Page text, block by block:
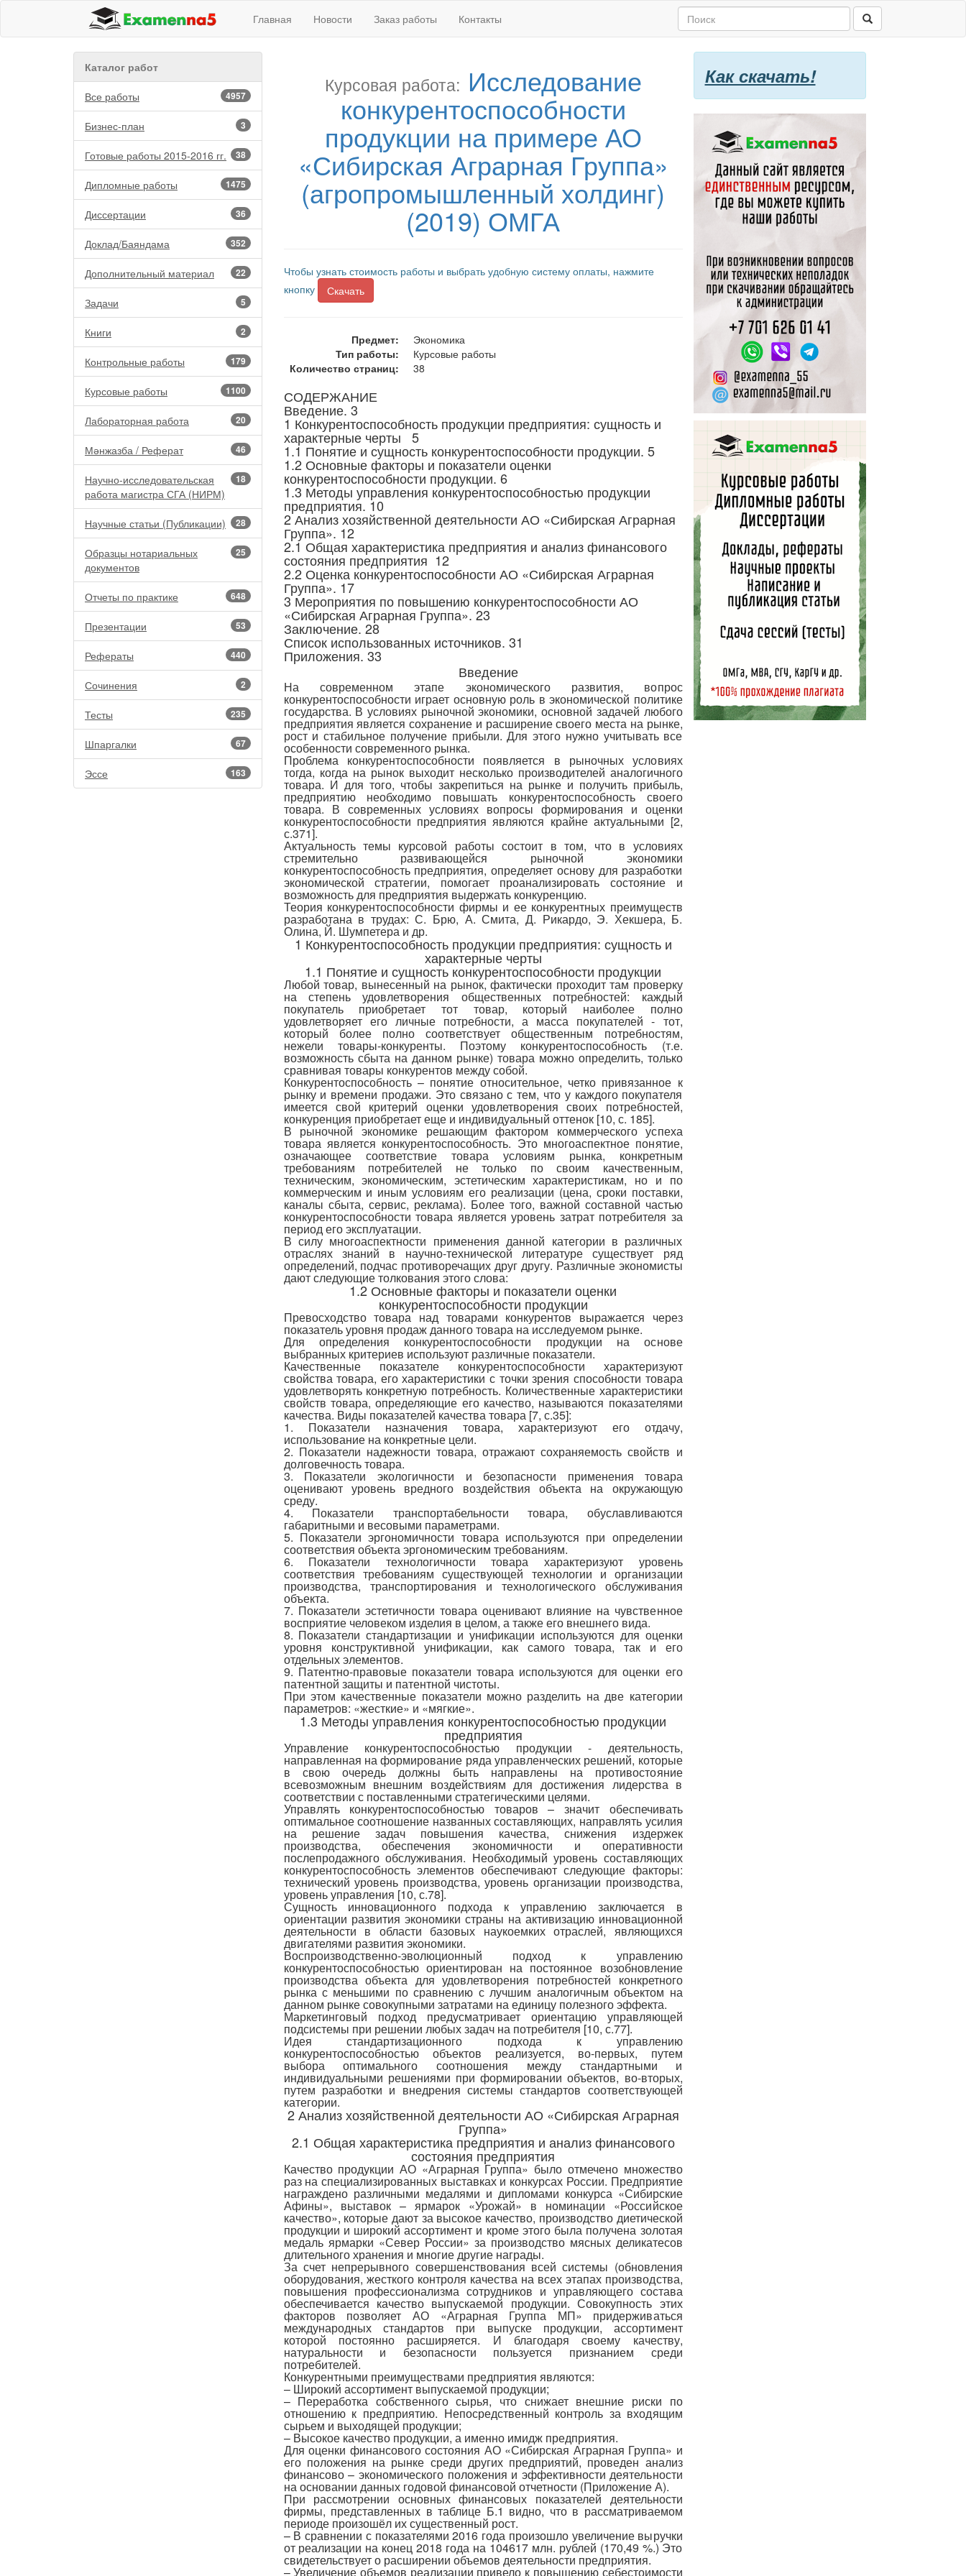
Главная Новости Заказ работы Контакты
Каталог работ
4957
Все работы
3
Бизнес-план
38
Готовые работы 2015-2016 гг.
1475
Дипломные работы
36
Диссертации
352
Доклад/Баяндама
22
Дополнительный материал
5
Задачи
2
Книги
179
Контрольные работы
1100
Курсовые работы
20
Лабораторная работа
46
Мәнжазба / Реферат
18
Научно-исследовательская
работа магистра СГА (НИРМ)
28
Научные статьи (Публикации)
25
Образцы нотариальных
документов
648
Отчеты по практике
53
Презентации
440
Рефераты
2
Сочинения
235
Тесты
67
Шпаргалки
163
Эссе
Курсовая работа: Исследование
конкурентоспособности
продукции на примере АО
«Сибирская Аграрная Группа»
(агропромышленный холдинг)
(2019) ОМГА
Чтобы узнать стоимость работы и выбрать удобную систему оплаты, нажмите
кнопку
Скачать
Предмет:
Экономика
Тип работы:
Курсовые работы
Количество страниц:
38
СОДЕРЖАНИЕ
Введение. 3
1 Конкурентоспособность продукции предприятия: сущность и
характерные черты 5
1.1 Понятие и сущность конкурентоспособности продукции. 5
1.2 Основные факторы и показатели оценки
конкурентоспособности продукции. 6
1.3 Методы управления конкурентоспособностью продукции
предприятия. 10
2 Анализ хозяйственной деятельности АО «Сибирская Аграрная
Группа». 12
2.1 Общая характеристика предприятия и анализ финансового
состояния предприятия 12
2.2 Оценка конкурентоспособности АО «Сибирская Аграрная
Группа». 17
3 Мероприятия по повышению конкурентоспособности АО
«Сибирская Аграрная Группа». 23
Заключение. 28
Список использованных источников. 31
Приложения. 33
Введение
На современном этапе экономического развития, вопрос
конкурентоспособности играет основную роль в экономической политике
государства. В условиях рыночной экономики, основной задачей любого
предприятия является сохранение и расширение своего места на рынке,
рост и стабильное получение прибыли. Для этого нужно учитывать все
особенности современного рынка.
Проблема конкурентоспособности появляется в рыночных условиях
тогда, когда на рынок выходит несколько производителей аналогичного
товара. И для того, чтобы закрепиться на рынке и получить прибыль,
предприятию необходимо повышать конкурентоспособность своего
товара. В современных условиях вопросы формирования и оценки
конкурентоспособности предприятия являются крайне актуальными [2,
с.371].
Актуальность темы курсовой работы состоит в том, что в условиях
стремительно развивающейся рыночной экономики
конкурентоспособность предприятия, определяет основу для разработки
экономической стратегии, помогает проанализировать состояние и
возможность для предприятия выдержать конкуренцию.
Теория конкурентоспособности фирмы и ее конкурентных преимуществ
разработана в трудах: С. Брю, А. Смита, Д. Рикардо, Э. Хекшера, Б.
Олина, Й. Шумпетера и др.
1 Конкурентоспособность продукции предприятия: сущность и
характерные черты
1.1 Понятие и сущность конкурентоспособности продукции
Любой товар, вынесенный на рынок, фактически проходит там проверку
на степень удовлетворения общественных потребностей: каждый
покупатель приобретает тот товар, который наиболее полно
удовлетворяет его личные потребности, а масса покупателей - тот,
который более полно соответствует общественным потребностям,
нежели товары-конкуренты. Поэтому конкурентоспособность (т.е.
возможность сбыта на данном рынке) товара можно определить, только
сравнивая товары конкурентов между собой.
Конкурентоспособность – понятие относительное, четко привязанное к
рынку и времени продажи. Это связано с тем, что у каждого покупателя
имеется свой критерий оценки удовлетворения своих потребностей,
конкуренция приобретает еще и индивидуальный оттенок [10, с. 185].
В рыночной экономике решающим фактором коммерческого успеха
товара является конкурентоспособность. Это многоаспектное понятие,
означающее соответствие товара условиям рынка, конкретным
требованиям потребителей не только по своим качественным,
техническим, экономическим, эстетическим характеристикам, но и по
коммерческим и иным условиям его реализации (цена, сроки поставки,
каналы сбыта, сервис, реклама). Более того, важной составной частью
конкурентоспособности товара является уровень затрат потребителя за
период его эксплуатации.
В силу многоаспектности применения данной категории в различных
отраслях знаний в научно-технической литературе существует ряд
определений, подчас противоречащих друг другу. Различные экономисты
дают следующие толкования этого слова:
1.2 Основные факторы и показатели оценки
конкурентоспособности продукции
Превосходство товара над товарами конкурентов выражается через
показатель уровня продаж данного товара на исследуемом рынке.
Для определения конкурентоспособности продукции на основе
выбранных критериев используют различные показатели.
Качественные показателе конкурентоспособности характеризуют
свойства товара, его характеристики с точки зрения способности товара
удовлетворять конкретную потребность. Количественные характеристики
свойств товара, определяющие его качество, называются показателями
качества. Виды показателей качества товара [7, с.35]:
1. Показатели назначения товара, характеризуют его отдачу,
использование на конкретные цели.
2. Показатели надежности товара, отражают сохраняемость свойств и
долговечность товара.
3. Показатели экологичности и безопасности применения товара
оценивают уровень вредного воздействия объекта на окружающую
среду.
4. Показатели транспортабельности товара, обуславливаются
габаритными и весовыми параметрами.
5. Показатели эргономичности товара используются при определении
соответствия объекта эргономическим требованиям.
6. Показатели технологичности товара характеризуют уровень
соответствия требованиям существующей технологии и организации
производства, транспортирования и технологического обслуживания
объекта.
7. Показатели эстетичности товара оценивают влияние на чувственное
восприятие человеком изделия в целом, а также его внешнего вида.
8. Показатели стандартизации и унификации используются для оценки
уровня конструктивной унификации, как самого товара, так и его
отдельных элементов.
9. Патентно-правовые показатели товара используются для оценки его
патентной защиты и патентной чистоты.
При этом качественные показатели можно разделить на две категории
параметров: «жесткие» и «мягкие».
1.3 Методы управления конкурентоспособностью продукции
предприятия
Управление конкурентоспособностью продукции - деятельность,
направленная на формирование ряда управленческих решений, которые
в свою очередь должны быть направлены на противостояние
всевозможным внешним воздействиям для достижения лидерства в
соответствии с поставленными стратегическими целями.
Управлять конкурентоспособностью товаров – значит обеспечивать
оптимальное соотношение названных составляющих, направлять усилия
на решение задач повышения качества, снижения издержек
производства, обеспечения экономичности и оперативности
послепродажного обслуживания. Необходимый уровень составляющих
конкурентоспособность элементов обеспечивают следующие факторы:
технический уровень производства, уровень организации производства,
уровень управления [10, с.78].
Сущность инновационного подхода к управлению заключается в
ориентации развития экономики страны на активизацию инновационной
деятельности в области базовых наукоемких отраслей, являющихся
двигателями развития экономики.
Воспроизводственно-эволюционный подход к управлению
конкурентоспособностью ориентирован на постоянное возобновление
производства объекта для удовлетворения потребностей конкретного
рынка с меньшими по сравнению с лучшим аналогичным объектом на
данном рынке совокупными затратами на единицу полезного эффекта.
Маркетинговый подход предусматривает ориентацию управляющей
подсистемы при решении любых задач на потребителя [10, с.77].
Идея стандартизационного подхода к управлению
конкурентоспособностью объектов реализуется, во-первых, путем
выбора оптимального соотношения между стандартными и
индивидуальными решениями при формировании объектов, во-вторых,
путем разработки и внедрения системы стандартов соответствующей
категории.
2 Анализ хозяйственной деятельности АО «Сибирская Аграрная
Группа»
2.1 Общая характеристика предприятия и анализ финансового
состояния предприятия
Качество продукции АО «Аграрная Группа» было отмечено множество
раз на специализированных выставках и конкурсах России. Предприятие
награждено различными медалями и дипломами конкурса «Сибирские
Афины», выставок – ярмарок «Урожай» в номинации «Российское
качество», которые дают за высокое качество, производство диетической
продукции и широкий ассортимент и кроме этого была получена золотая
медаль ярмарки «Север России» за производство мясных деликатесов
длительного хранения и многие другие награды.
За счет непрерывного совершенствования всей системы (обновления
оборудования, жесткого контроля качества на всех этапах производства,
повышения профессионализма сотрудников и управляющего состава
обеспечивается качество выпускаемой продукции. Совокупность этих
факторов позволяет АО «Аграрная Группа МП» придерживаться
международных стандартов при выпуске продукции, ассортимент
которой постоянно расширяется. И благодаря своему качеству,
натуральности и безопасности пользуется признанием среди
потребителей.
Конкурентными преимуществами предприятия являются:
– Широкий ассортимент выпускаемой продукции;
– Переработка собственного сырья, что снижает внешние риски по
отношению к предприятию. Непосредственный контроль за входящим
сырьем и выходящей продукции;
– Высокое качество продукции, а именно имидж предприятия.
Для оценки финансового состояния АО «Сибирская Аграрная Группа» и
его положения на рынке среди других предприятий, проведен анализ
финансово – экономического положения и эффективности деятельности
на основании данных годовой финансовой отчетности (Приложение А).
При рассмотрении основных финансовых показателей деятельности
фирмы, представленных в таблице Б.1 видно, что в рассматриваемом
периоде произошёл их существенный рост.
– В сравнении с показателями 2016 года произошло увеличение выручки
от реализации на конец 2018 года на 104617 млн. рублей (170,49 %.) Это
свидетельствует о расширении объемов деятельности предприятия.
– Увеличение объемов реализации привело к повышению себестоимости
Как скачать!